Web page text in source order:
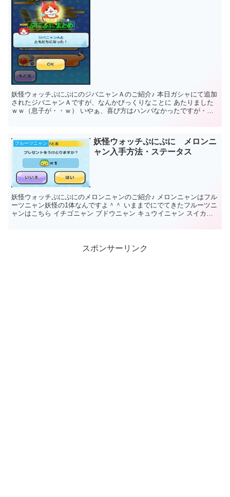
妖怪ウォッチぷにぷにのジバニャンＡのご紹介♪ 本日ガシャにて追加
されたジバニャンＡですが、なんかびっくりなことに あたりました
ｗｗ（息子が・・ｗ） いやぁ、喜び方はハンパなかったですが・・
フルーツニャン
妖怪ウォッチぷにぷに メロンニ
ャン入手方法・ステータス
妖怪ウォッチぷにぷにのメロンニャンのご紹介♪ メロンニャンはフル
ーツニャン妖怪の1体なんですよ＾＾ いままでにでてきたフルーツニ
ャンはこちら イチゴニャン ブドウニャン キュウイニャン スイカニ
スポンサーリンク